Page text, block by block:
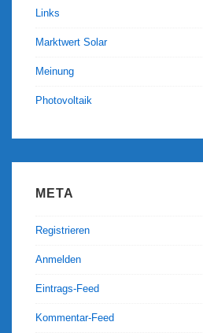
Links
Marktwert Solar
Meinung
Photovoltaik
META
Registrieren
Anmelden
Eintrags-Feed
Kommentar-Feed